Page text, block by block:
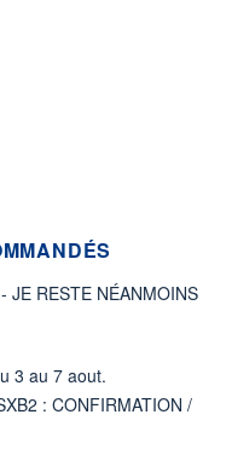
JE RESTE NÉANMOINS
3 au 7 aout.
: CONFIRMATION /